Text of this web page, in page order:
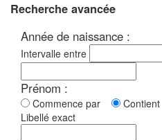
Recherche avancée
Année de naissance :
Intervalle entre
Prénom :
Commence par Contient
Libellé exact